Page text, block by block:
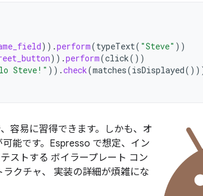
)).perform(typeText( "Steve" ))
)).perform(click())
Steve!" )).check(matches(isDisplayed
容易に習得できます。しかも、オ
能です。Espresso で想定、イン
ストする ボイラープレート コン
クチャ、 実装の詳細が煩雑にな